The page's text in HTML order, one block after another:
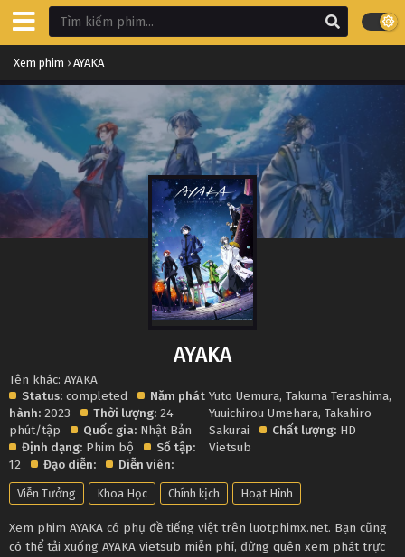
Xem phim › AYAKA
AYAKA
Tên khác: AYAKA
Status: completed
Năm phát
hành: 2023 Thời lượng: 24
phút/tập
Quốc gia: Nhật Bản
Định dạng: Phim bộ
Số tập:
12
Đạo diễn: Diễn viên:
Yuto Uemura,Takuma Terashima,
Yuuichirou Umehara,Takahiro
Sakurai
Chất lượng:
Vietsub
Viễn Tưởng Khoa Học Chính kịch Hoạt Hình
Xem phim AYAKA có phụ đề tiếng việt trên luotphimx.net. Bạn cũng
có thể tải xuống AYAKA vietsub miễn phí, đừng quên xem phát trực